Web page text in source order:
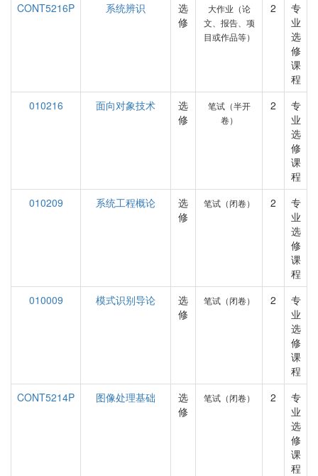
CONT5216P
系统辨识
选
修
大作业（论
文、报告、项
目或作品等）
2
专
业
选
修
课
程
010216
面向对象技术
选
修
笔试（半开
卷）
2
专
业
选
修
课
程
010209
系统工程概论
选
修
笔试（闭卷） 2
专
业
选
修
课
程
010009
模式识别导论
选
修
笔试（闭卷） 2
专
业
选
修
课
程
CONT5214P
图像处理基础
选
修
笔试（闭卷） 2
专
业
选
修
课
程